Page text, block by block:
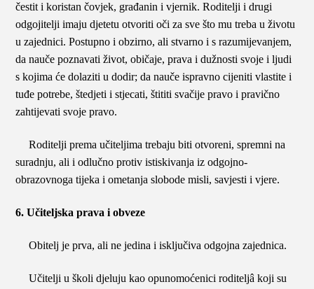
čestit i koristan čovjek, građanin i vjernik. Roditelji i drugi
odgojitelji imaju djetetu otvoriti oči za sve što mu treba u životu
u zajednici. Postupno i obzirno, ali stvarno i s razumijevanjem,
da nauče poznavati život, običaje, prava i dužnosti svoje i ljudi
s kojima će dolaziti u dodir; da nauče ispravno cijeniti vlastite i
tuđe potrebe, štedjeti i stjecati, štititi svačije pravo i pravično
zahtijevati svoje pravo.
Roditelji prema učiteljima trebaju biti otvoreni, spremni na
suradnju, ali i odlučno protiv istiskivanja iz odgojno-
obrazovnoga tijeka i ometanja slobode misli, savjesti i vjere.
6. Učiteljska prava i obveze
Obitelj je prva, ali ne jedina i isključiva odgojna zajednica.
Učitelji u školi djeluju kao opunomoćenici roditeljâ koji su